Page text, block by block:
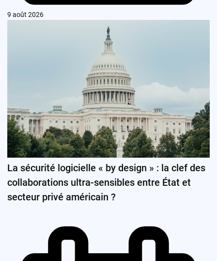
9 août 2026
La sécurité logicielle « by design » : la clef des
collaborations ultra-sensibles entre État et
secteur privé américain ?